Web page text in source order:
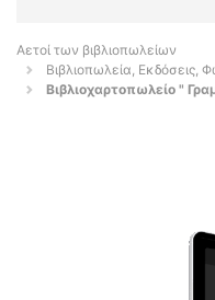
Αετοί των βιβλιοπωλείων
Βιβλιοπωλεία, Εκδόσεις,
Βιβλιοχαρτοπωλείο "